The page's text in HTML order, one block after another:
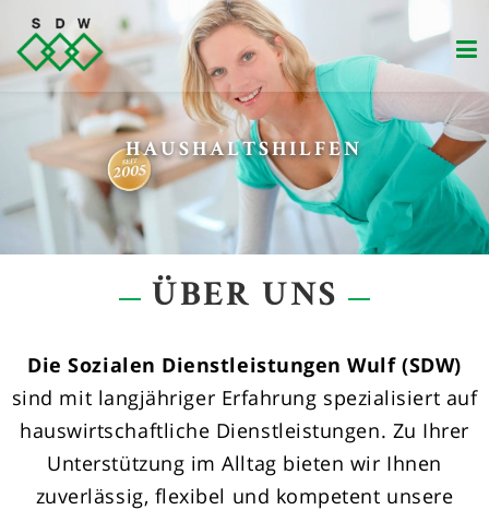
Zum
Inhalt
springen
HAUSHALTSHILFEN
ÜBER UNS
Die Sozialen Dienstleistungen Wulf (SDW)
sind mit langjähriger Erfahrung spezialisiert auf
hauswirtschaftliche Dienstleistungen. Zu Ihrer
Unterstützung im Alltag bieten wir Ihnen
zuverlässig, flexibel und kompetent unsere